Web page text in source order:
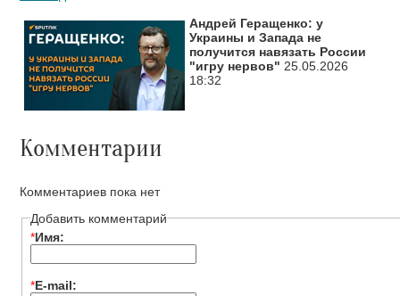
Андрей Геращенко: у
Украины и Запада не
получится навязать России
"игру нервов" 25.05.2026
18:32
Комментарии
Комментариев пока нет
Добавить комментарий
*Имя:
*E-mail: